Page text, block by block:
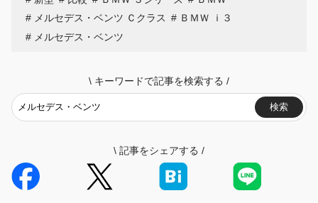
メルセデス・ベンツ Ｃクラス
ＢＭＷ ｉ３
メルセデス・ベンツ
\ キーワードで記事を検索する /
検索
\ 記事をシェアする /